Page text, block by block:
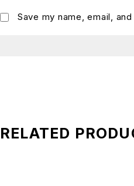
Save my name, email,
RELATED